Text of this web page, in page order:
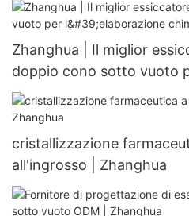
Zhanghua | Il miglior
doppio cono sotto vuoto
chimica
cristallizzazione
all'ingrosso | Zhanghua